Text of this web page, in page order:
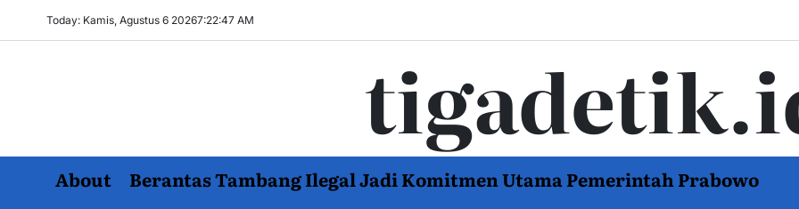
Today: Kamis, Agustus 6 20267:22:48 AM
About
Berantas Tambang Ilegal Jadi Komitmen Utama Pemerintah Prabowo